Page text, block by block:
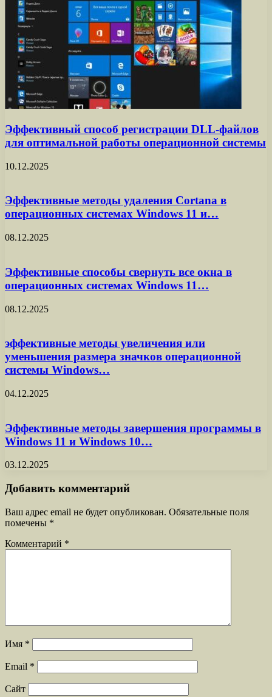
Эффективный способ регистрации DLL-файлов
для оптимальной работы операционной системы
10.12.2025
Эффективные методы удаления Cortana в
операционных системах Windows 11 и…
08.12.2025
Эффективные способы свернуть все окна в
операционных системах Windows 11…
08.12.2025
эффективные методы увеличения или
уменьшения размера значков операционной
системы Windows…
04.12.2025
Эффективные методы завершения программы в
Windows 11 и Windows 10…
03.12.2025
Добавить комментарий
Ваш адрес email не будет опубликован. Обязательные поля
помечены *
Комментарий *
Имя *
Email *
Сайт